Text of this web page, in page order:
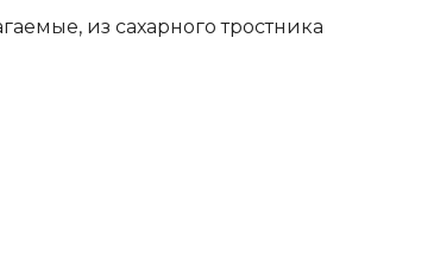
из сахарного тростника